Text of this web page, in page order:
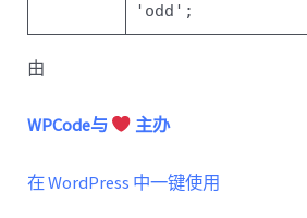
'odd' ;
由
WPCode与 主办
在 WordPress 中一键使用